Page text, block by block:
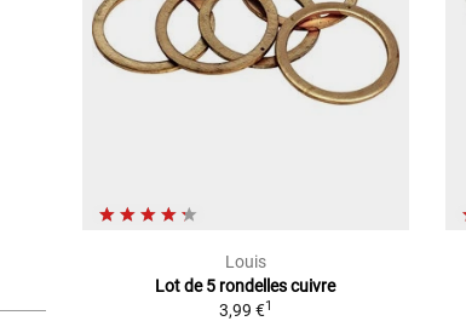
Louis
Lot de 5 rondelles cuivre
3,99 €1